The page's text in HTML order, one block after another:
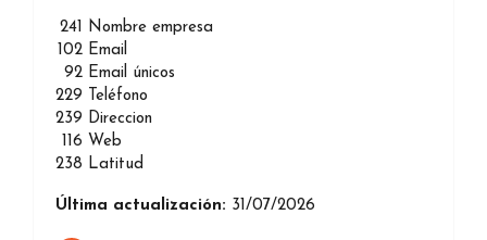
241 Nombre empresa
102 Email
92 Email únicos
229 Teléfono
239 Direccion
116 Web
238 Latitud
Última actualización: 31/07/2026